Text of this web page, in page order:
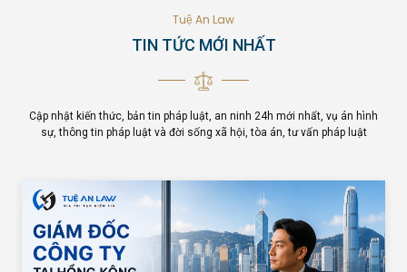
Tuệ An Law
TIN TỨC MỚI NHẤT
Cập nhật kiến thức, bản tin pháp luật, an ninh 24h mới nhất, vụ án hình
sự, thông tin pháp luật và đời sống xã hội, tòa án, tư vấn pháp luật